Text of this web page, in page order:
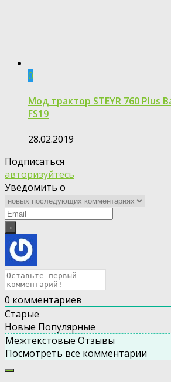
0
Мод трактор STEYR 760 Plus
FS19
28.02.2019
Подписаться
авторизуйтесь
Уведомить о
0 комментариев
Старые
Новые Популярные
Межтекстовые Отзывы
Посмотреть все комментарии